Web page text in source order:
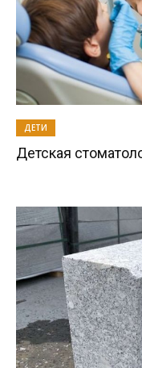
ДЕТИ
Детская